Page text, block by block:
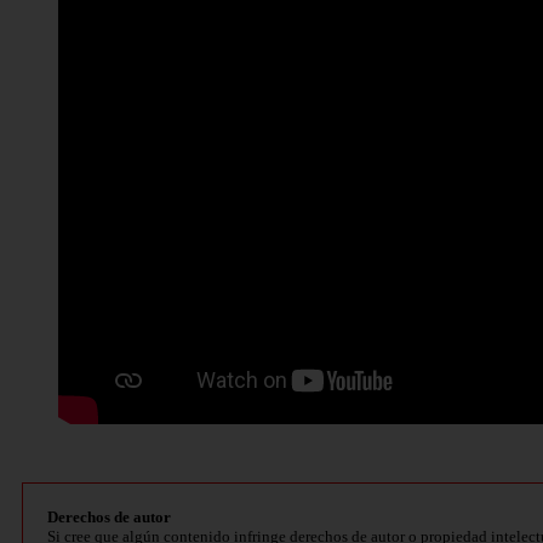
Derechos de autor
Si cree que algún contenido infringe derechos de autor o propiedad